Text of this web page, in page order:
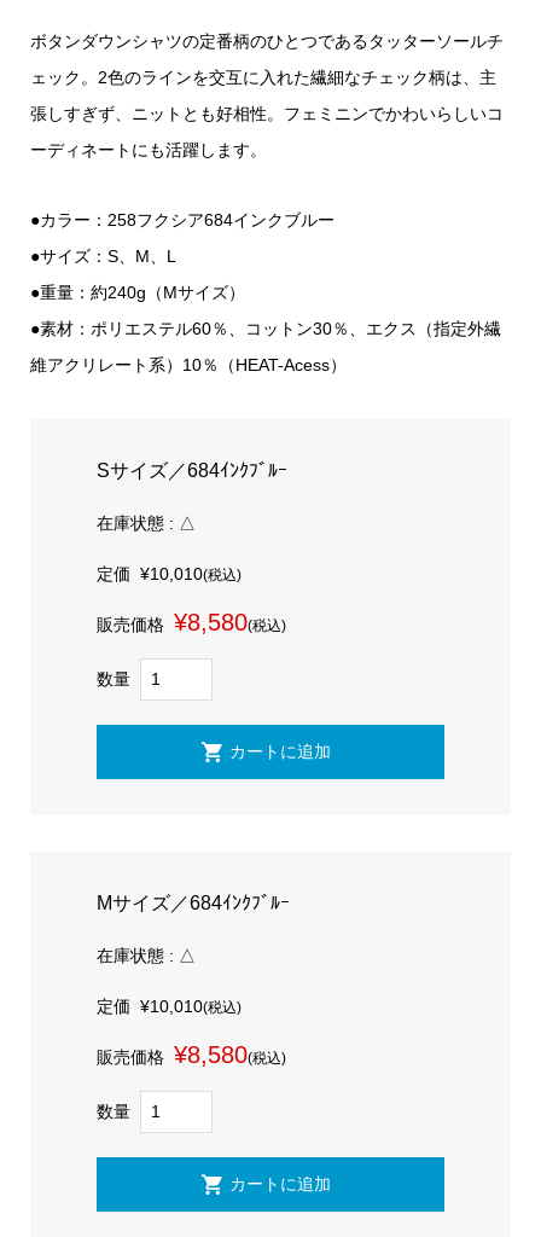
ボタンダウンシャツの定番柄のひとつであるタッターソールチ
ェック。2色のラインを交互に入れた繊細なチェック柄は、主
張しすぎず、ニットとも好相性。フェミニンでかわいらしいコ
ーディネートにも活躍します。
●カラー：258フクシア684インクブルー
●サイズ：S、M、L
●重量：約240g（Mサイズ）
●素材：ポリエステル60％、コットン30％、エクス（指定外繊
維アクリレート系）10％（HEAT-Acess）
Sサイズ／684ｲﾝｸﾌﾞﾙｰ
在庫状態 : △
定価 ¥10,010(税込)
販売価格 ¥8,580(税込)
数量
Mサイズ／684ｲﾝｸﾌﾞﾙｰ
在庫状態 : △
定価 ¥10,010(税込)
販売価格 ¥8,580(税込)
数量